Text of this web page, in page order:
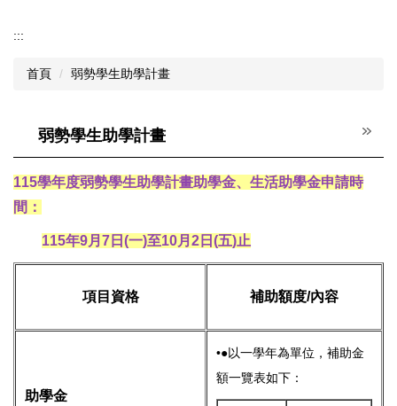
:::
首頁 弱勢學生助學計畫
弱勢學生助學計畫
115學年度弱勢學生助學計畫助學金、生活助學金申請時
間：
115年9月7日(一)至10月2日(五)止
項目資格 補助額度/內容
助學金
•●以一學年為單位，補助金
額一覽表如下：